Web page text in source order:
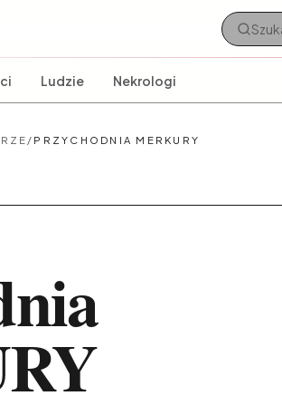
Ludzie Nekrologi
/ PRZYCHODNIA MERKURY